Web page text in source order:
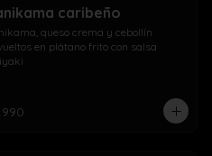
caribeño
queso crema y cebollín
en plátano frito con salsa